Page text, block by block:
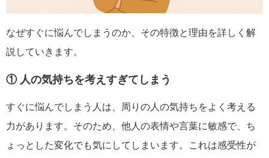
なぜすぐに悩んでしまうのか、その特徴と理由を詳しく解
説していきます。
① 人の気持ちを考えすぎてしまう
すぐに悩んでしまう人は、周りの人の気持ちをよく考える
力があります。そのため、他人の表情や言葉に敏感で、ち
ょっとした変化でも気にしてしまいます。これは感受性が